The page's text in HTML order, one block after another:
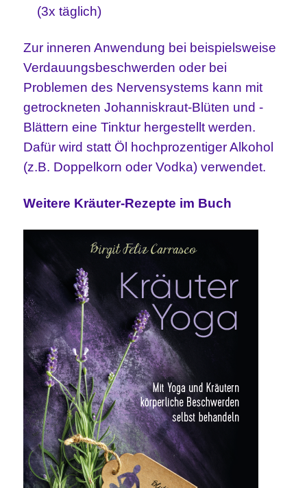
(3x täglich)
Zur inneren Anwendung bei beispielsweise
Verdauungsbeschwerden oder bei
Problemen des Nervensystems kann mit
getrockneten Johanniskraut-Blüten und -
Blättern eine Tinktur hergestellt werden.
Dafür wird statt Öl hochprozentiger Alkohol
(z.B. Doppelkorn oder Vodka) verwendet.
Weitere Kräuter-Rezepte im Buch